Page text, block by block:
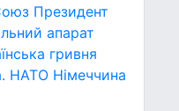
Президент
апарат
гривня
НАТО Німеччина